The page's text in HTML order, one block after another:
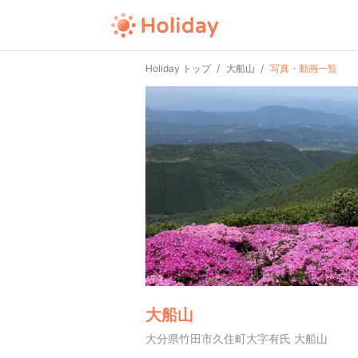
Holiday トップ 大船山 写真・動画一覧
大船山
大分県竹田市久住町大字有氏 大船山